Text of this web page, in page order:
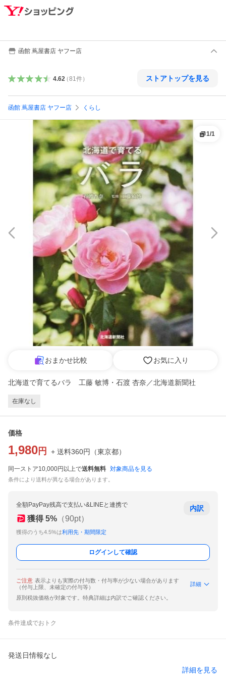
函館 蔦屋書店 ヤフー店
4.62（81件） ストアトップを見る
函館 蔦屋書店 ヤフー店 くらし
1/1
おまかせ比較 お気に入り
北海道で育てるバラ 工藤 敏博・石渡 杏奈／北海道新聞社
在庫なし
価格
1,980 円 + 送料360円 （東京都）
同一ストア10,000円以上で送料無料 対象商品を見る
条件により送料が異なる場合があります。
全額PayPay残高で支払い&LINEと連携で
獲得 5% （90pt）
獲得のうち4.5%は利用先・期間限定
内訳
ログインして確認
ご注意 表示よりも実際の付与数・付与率が少ない場合があります
（付与上限、未確定の付与等）
詳細
原則税抜価格が対象です。特典詳細は内訳でご確認ください。
条件達成でおトク
発送日情報なし
詳細を見る